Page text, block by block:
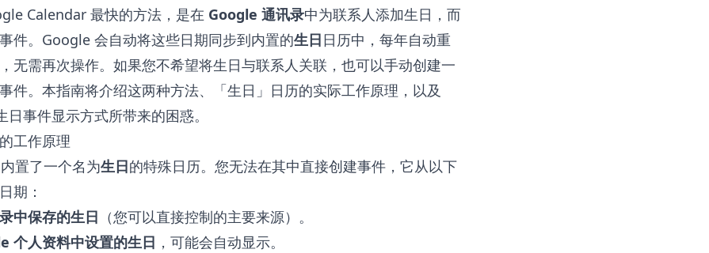
Calendar 最快的方法，是在 Google 通讯录中为联系人添加生日，而
件。Google 会自动将这些日期同步到内置的生日日历中，每年自动重
无需再次操作。如果您不希望将生日与联系人关联，也可以手动创建一
件。本指南将介绍这两种方法、「生日」日历的实际工作原理，以及
事件显示方式所带来的困惑。
工作原理
置了一个名为生日的特殊日历。您无法在其中直接创建事件，它从以下
期：
中保存的生日 （您可以直接控制的主要来源）。
个人资料中设置的生日 ，可能会自动显示。